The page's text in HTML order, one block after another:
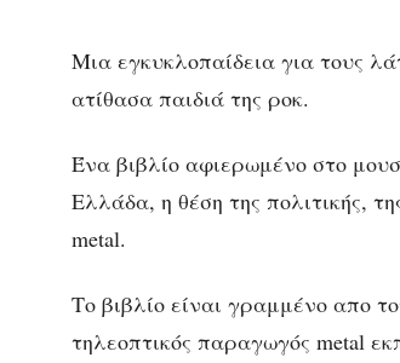
Μια εγκυκλοπαίδεια για τους
ατίθασα παιδιά της ροκ.
Ένα βιβλίο αφιερωμένο στο
Ελλάδα, η θέση της πολιτικής,
metal.
Το βιβλίο είναι γραμμένο απο
τηλεοπτικός παραγωγός metal